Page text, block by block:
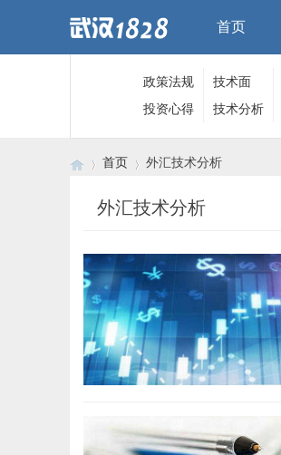
首页
政策法规 技术面
投资心得
技术分析
首页 外汇技术分析
外汇技术分析